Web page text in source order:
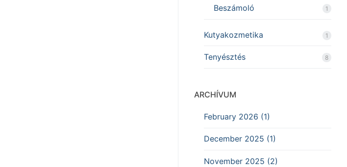
Beszámoló 1
Kutyakozmetika 1
Tenyésztés 8
ARCHÍVUM
February 2026 (1)
December 2025 (1)
November 2025 (2)